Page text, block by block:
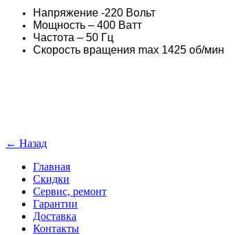
Напряжение -220 Вольт
Мощность – 400 Ватт
Частота – 50 Гц
Скорость вращения max 1425 об/мин
← Назад
Главная
Скидки
Сервис, ремонт
Гарантии
Доставка
Контакты